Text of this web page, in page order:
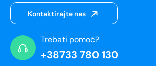
Kontaktirajte nas
Trebati pomoć?
+38733 780 130